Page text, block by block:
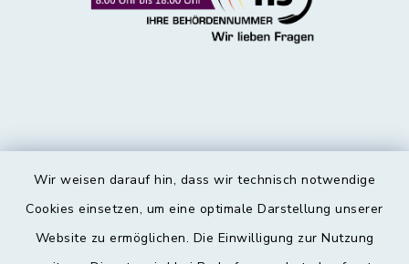
Wir weisen darauf hin, dass wir technisch notwendige
Cookies einsetzen, um eine optimale Darstellung unserer
Website zu ermöglichen. Die Einwilligung zur Nutzung
Kontakt